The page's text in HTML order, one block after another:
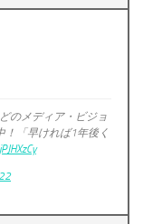
のメディア・ビジョ
！「早ければ1年後く